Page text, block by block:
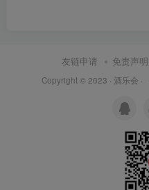
友链申请 免责声明
Copyright © 2023 · 酒乐会 ·